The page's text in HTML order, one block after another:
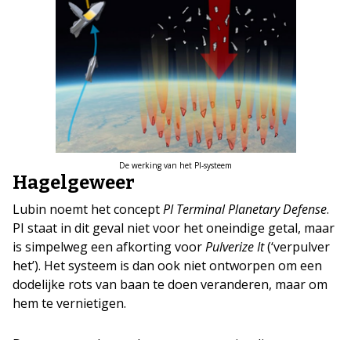
De werking van het PI-systeem
Hagelgeweer
Lubin noemt het conceptPI Terminal Planetary Defense.
PI staat in dit geval niet voor het oneindige getal, maar
is simpelweg een afkorting voorPulverize It(‘verpulver
het’). Het systeem is dan ook niet ontworpen om een
dodelijke rots van baan te doen veranderen, maar om
hem te vernietigen.